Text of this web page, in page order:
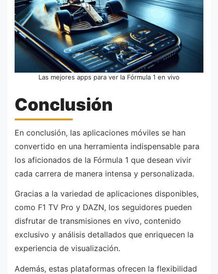
Las mejores apps para ver la Fórmula 1 en vivo
Conclusión
En conclusión, las aplicaciones móviles se han
convertido en una herramienta indispensable para
los aficionados de la Fórmula 1 que desean vivir
cada carrera de manera intensa y personalizada.
Gracias a la variedad de aplicaciones disponibles,
como F1 TV Pro y DAZN, los seguidores pueden
disfrutar de transmisiones en vivo, contenido
exclusivo y análisis detallados que enriquecen la
experiencia de visualización.
Además, estas plataformas ofrecen la flexibilidad